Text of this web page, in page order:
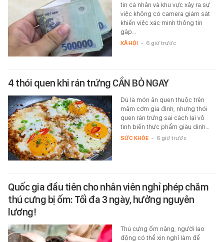
tin cá nhân và khu vực xảy ra sự
việc không có camera giám sát
khiến việc xác minh thông tin
gặp…
XÃ HỘI - 6 giờ trước
4 thói quen khi rán trứng CẦN BỎ NGAY
Dù là món ăn quen thuộc trên
mâm cơm gia đình, nhưng thói
quen rán trứng sai cách lại vô
tình biến thực phẩm giàu dinh…
SỨC KHỎE - 6 giờ trước
Quốc gia đầu tiên cho nhân viên nghỉ phép chăm
thú cưng bị ốm: Tối đa 3 ngày, hưởng nguyên
lương!
Thú cưng ốm nặng, người lao
động có thể xin nghỉ làm để